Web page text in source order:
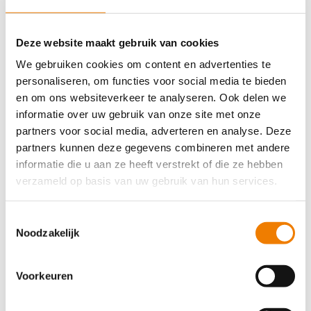
Deze website maakt gebruik van cookies
We gebruiken cookies om content en advertenties te
personaliseren, om functies voor social media te bieden
en om ons websiteverkeer te analyseren. Ook delen we
informatie over uw gebruik van onze site met onze
partners voor social media, adverteren en analyse. Deze
partners kunnen deze gegevens combineren met andere
informatie die u aan ze heeft verstrekt of die ze hebben
verzameld op basis van uw gebruik van hun services.
Noodzakelijk
Voorkeuren
heb ik het fijn en kan ik echt
stappen zetten.”